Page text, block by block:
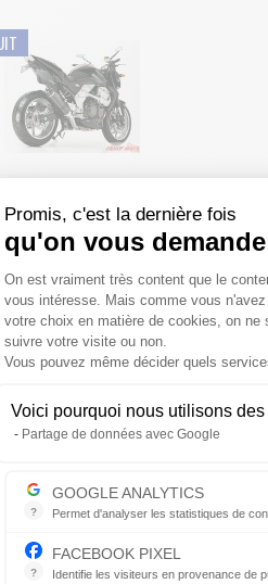
SHARK STREET GP
Z750 2007-2013
d'échappement moto SHARK
en carbone court 36cm pour K...
541,49 € 569.99 € -5%
Fabriqué de 7 à 30 jours
SHARK DSX-5
YAMAHA FZ1 2006-2016
Promis, c'est la dernière fois
qu'on vous demande
Plateforme de
On est vraiment très content que le
vous intéresse. Mais comme vous
votre choix en matière de cookies, on
suivre votre visite ou non.
Vous pouvez même décider quels
Voici pourquoi nous utilisons des
Partage de données avec Google
?
GOOGLE ANALYTICS
Permet d'analyser les statistiques de
Indispensable pour piloter notre
?
FACEBOOK PIXEL
Identifie les visiteurs en provenance de
Axeptio